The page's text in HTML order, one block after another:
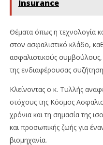
Insurance
Θέματα όπως η τεχνολογία
στον ασφαλιστικό κλάδο,
ασφαλιστικούς συμβούλους,
της ενδιαφέρουσας
Κλείνοντας ο κ. Τυλλής
στόχους της Κόσμος
χρόνια και τη σημασία της
και προσωπικής ζωής για
βιομηχανία.